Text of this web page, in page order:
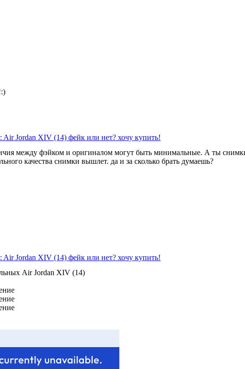
Air Jordan XIV (14) фейк или нет? хочу купить!
между фэйком и оригиналом могут быть минимальные. А ты
качества снимки вышлет. да и за сколько брать думаешь?
Air Jordan XIV (14) фейк или нет? хочу купить!
Air Jordan XIV (14)